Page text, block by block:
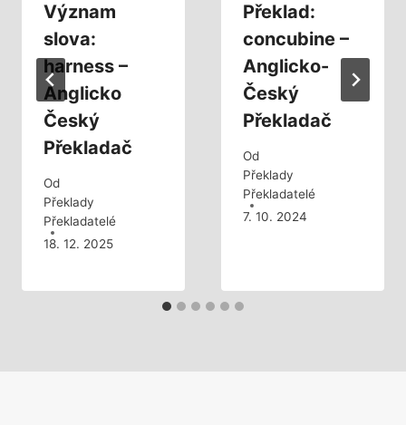
Význam
slova:
harness –
Anglicko
Český
Překladač
Od
Překlady
Překladatelé
18. 12. 2025
Překlad:
concubine –
Anglicko-
Český
Překladač
Od
Překlady
Překladatelé
7. 10. 2024